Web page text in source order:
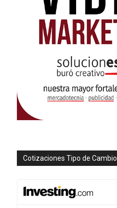
Cotizaciones Tipo de Cambio